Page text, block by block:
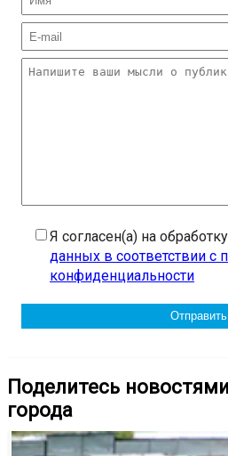
Я согласен(а) на обработку
данных в соответствии с
конфиденциальности
Поделитесь
города